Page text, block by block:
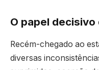
O papel decisivo
Recém-chegado ao
diversas